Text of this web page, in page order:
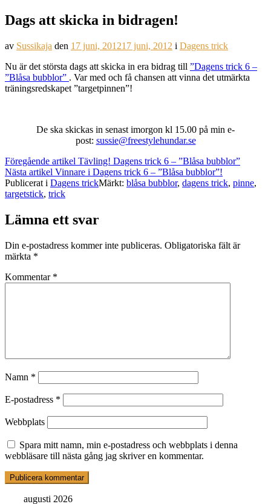
Dags att skicka in bidragen!
av Sussikaja den 17 juni, 201217 juni, 2012 i Dagens trick
Nu är det största dags att skicka in era bidrag till ”Dagens trick 6 –
”Blåsa bubblor” . Var med och få chansen att vinna det utmärkta
träningsredskapet ”targetpinnen”!
De ska skickas in senast imorgon kl 15.00 på min e-
post: sussie@freestylehundar.se
Fortsätt
läsa
Föregående artikel Tävling! Dagens trick 6 – ”Blåsa bubblor”
Nästa artikel Vinnare i Dagens trick 6 – ”Blåsa bubblor”!
Publicerat i Dagens trickMärkt: blåsa bubblor, dagens trick, pinne,
targetstick, trick
Lämna ett svar
Din e-postadress kommer inte publiceras. Obligatoriska fält är
märkta *
Kommentar *
Namn *
E-postadress *
Webbplats
Spara mitt namn, min e-postadress och webbplats i denna
webbläsare till nästa gång jag skriver en kommentar.
augusti 2026